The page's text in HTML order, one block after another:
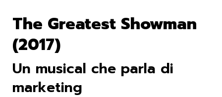
The Greatest Showman
(2017)
Un musical che parla di
marketing